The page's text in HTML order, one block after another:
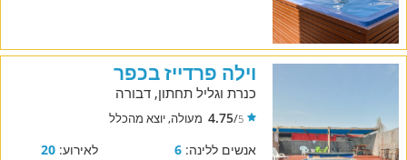
וילה פרדייז בכפר
כנרת וגליל תחתון, דבורה
5
/
4.75 מעולה, יוצא מהכלל
אנשים ללינה:6 לאירוע:20